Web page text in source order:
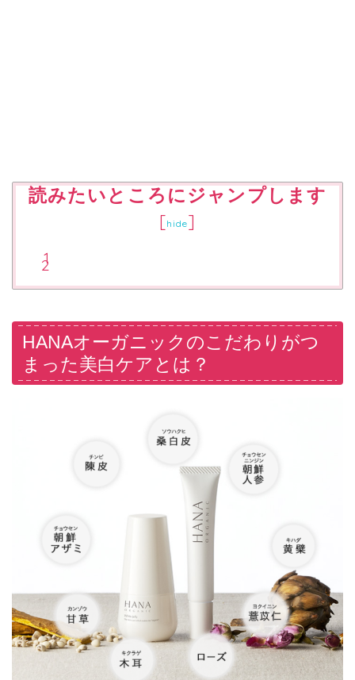
読みたいところにジャンプします
[hide]
HANAオーガニックのこだわりがつ
まった美白ケアとは？